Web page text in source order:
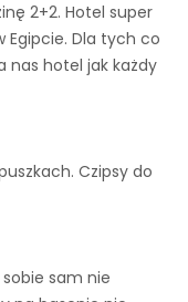
2+2. Hotel super
Egipcie. Dla tych co
nas hotel jak każdy
Czipsy do
sobie sam nie